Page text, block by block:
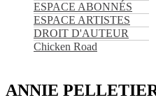
ESPACE ABONNÉS
ESPACE ARTISTES
DROIT D'AUTEUR
Chicken Road
ANNIE